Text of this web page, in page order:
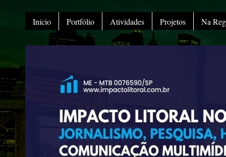
Início Portfólio Atividades Projetos Na